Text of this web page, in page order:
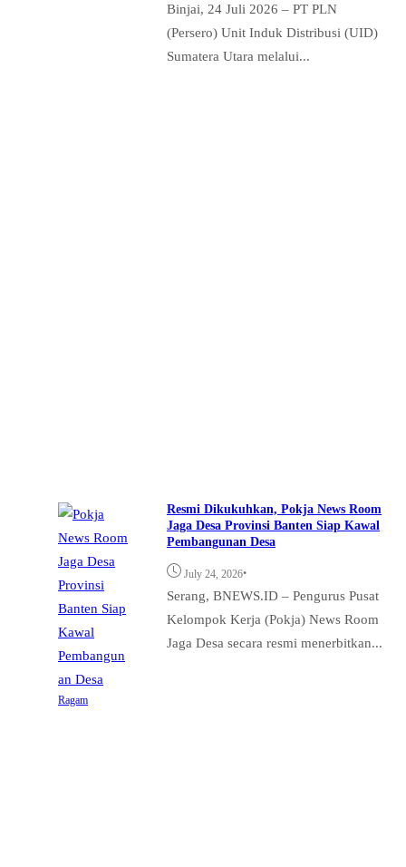
Binjai, 24 Juli 2026 – PT PLN
(Persero) Unit Induk Distribusi (UID)
Sumatera Utara melalui...
Ragam
Resmi Dikukuhkan, Pokja News Room
Jaga Desa Provinsi Banten Siap Kawal
Pembangunan Desa
July 24, 2026•
Serang, BNEWS.ID – Pengurus Pusat
Kelompok Kerja (Pokja) News Room
Jaga Desa secara resmi menerbitkan...